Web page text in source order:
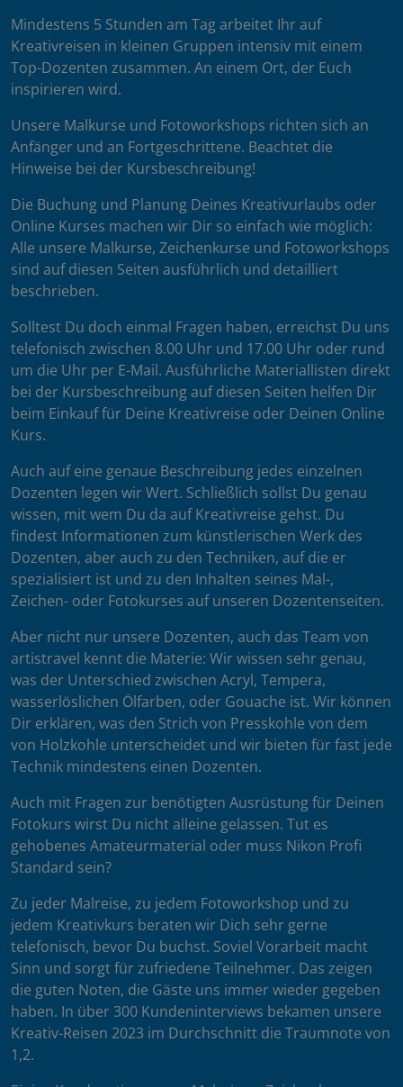
Mindestens 5 Stunden am Tag arbeitet Ihr auf
Kreativreisen in kleinen Gruppen intensiv mit einem
Top-Dozenten zusammen. An einem Ort, der Euch
inspirieren wird.
Unsere Malkurse und Fotoworkshops richten sich an
Anfänger und an Fortgeschrittene. Beachtet die
Hinweise bei der Kursbeschreibung!
Die Buchung und Planung Deines Kreativurlaubs oder
Online Kurses machen wir Dir so einfach wie möglich:
Alle unsere Malkurse, Zeichenkurse und Fotoworkshops
sind auf diesen Seiten ausführlich und detailliert
beschrieben.
Solltest Du doch einmal Fragen haben, erreichst Du uns
telefonisch zwischen 8.00 Uhr und 17.00 Uhr oder rund
um die Uhr per E-Mail. Ausführliche Materiallisten direkt
bei der Kursbeschreibung auf diesen Seiten helfen Dir
beim Einkauf für Deine Kreativreise oder Deinen Online
Kurs.
Auch auf eine genaue Beschreibung jedes einzelnen
Dozenten legen wir Wert. Schließlich sollst Du genau
wissen, mit wem Du da auf Kreativreise gehst. Du
findest Informationen zum künstlerischen Werk des
Dozenten, aber auch zu den Techniken, auf die er
spezialisiert ist und zu den Inhalten seines Mal-,
Zeichen- oder Fotokurses auf unseren Dozentenseiten.
Aber nicht nur unsere Dozenten, auch das Team von
artistravel kennt die Materie: Wir wissen sehr genau,
was der Unterschied zwischen Acryl, Tempera,
wasserlöslichen Ölfarben, oder Gouache ist. Wir können
Dir erklären, was den Strich von Presskohle von dem
von Holzkohle unterscheidet und wir bieten für fast jede
Technik mindestens einen Dozenten.
Auch mit Fragen zur benötigten Ausrüstung für Deinen
Fotokurs wirst Du nicht alleine gelassen. Tut es
gehobenes Amateurmaterial oder muss Nikon Profi
Standard sein?
Zu jeder Malreise, zu jedem Fotoworkshop und zu
jedem Kreativkurs beraten wir Dich sehr gerne
telefonisch, bevor Du buchst. Soviel Vorarbeit macht
Sinn und sorgt für zufriedene Teilnehmer. Das zeigen
die guten Noten, die Gäste uns immer wieder gegeben
haben. In über 300 Kundeninterviews bekamen unsere
Kreativ-Reisen 2023 im Durchschnitt die Traumnote von
1,2.